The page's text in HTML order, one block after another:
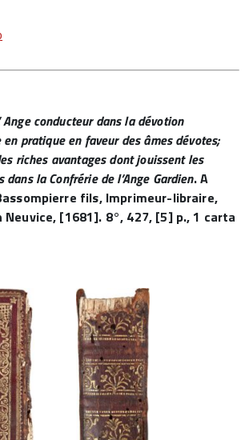
Ange conducteur dans la dévotion
pratique en faveur des âmes dévotes;
riches avantages dont jouissent les
la Confrérie de l’Ange Gardien. A
fils, Imprimeur-libraire,
Neuvice, [1681]. 8°, 427, [5] p., 1 carta